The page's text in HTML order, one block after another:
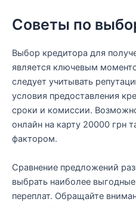
Советы по
Выбор кредитора для
является ключевым
следует учитывать
условия предоставления
сроки и комиссии.
онлайн на карту 20000 грн
фактором.
Сравнение предложений
выбрать наиболее
переплат. Обращайте